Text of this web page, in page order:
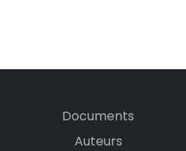
Documents
Auteurs